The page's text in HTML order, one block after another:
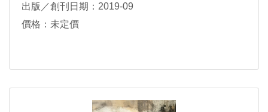
出版／創刊日期：2019-09
價格：未定價